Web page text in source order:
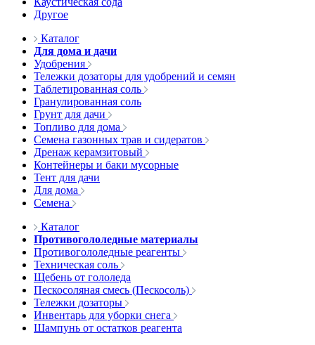
Другое
Каталог
Для дома и дачи
Удобрения
Тележки дозаторы для удобрений и семян
Таблетированная соль
Гранулированная соль
Грунт для дачи
Топливо для дома
Семена газонных трав и сидератов
Дренаж керамзитовый
Контейнеры и баки мусорные
Тент для дачи
Для дома
Семена
Каталог
Противогололедные материалы
Противогололедные реагенты
Техническая соль
Щебень от гололеда
Пескосоляная смесь (Пескосоль)
Тележки дозаторы
Инвентарь для уборки снега
Шампунь от остатков реагента